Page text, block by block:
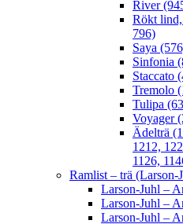
River
Rökt lind,
796)
Saya
Sinfonia
Staccato
Tremolo
Tulipa
Voyager
Ädelträ
1212,
1126,
Ramlist – trä (Larson-
Larson-Juhl –
Larson-Juhl –
Larson-Juhl –